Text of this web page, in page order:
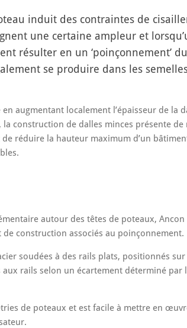
induit des contraintes de
une certaine ampleur et
résulter en un ‘poinçonnement’
se produire dans les
augmentant localement l’épaisseur de la
construction de dalles minces présente de
réduire la hauteur maximum d’un
autour des têtes de poteaux, Ancon
construction associés au poinçonnement.
soudées à des rails plats, positionnés
rails selon un écartement déterminé par
de poteaux et est facile à mettre en